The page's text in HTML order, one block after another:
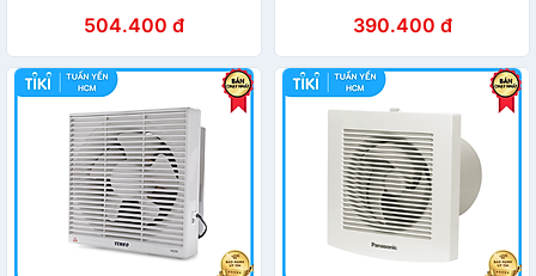
chính hãng504.400 đ 390.400 đ